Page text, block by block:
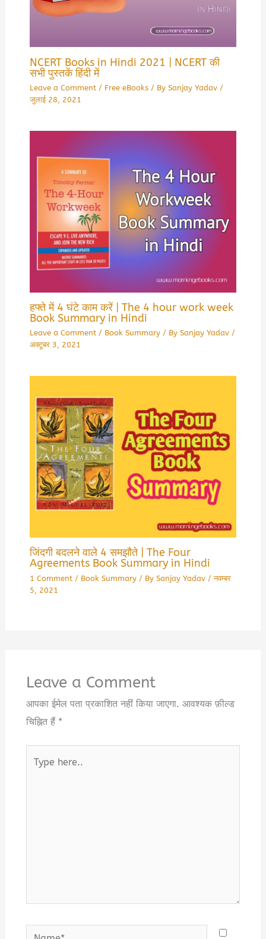
NCERT Books in Hindi 2021 | NCERT की
सभी पुस्तकें हिंदी में
Leave a Comment / Free eBooks/ By Sanjay Yadav /
जुलाई 28, 2021
हफ्ते में 4 घंटे काम करें | The 4 hour work week
Book Summary in Hindi
Leave a Comment / Book Summary/ By Sanjay Yadav /
अक्टूबर 3, 2021
जिंदगी बदलने वाले 4 समझौते | The Four
Agreements Book Summary in Hindi
1 Comment / Book Summary/ By Sanjay Yadav /नवम्बर
5, 2021
Leave a Comment
आपका ईमेल पता प्रकाशित नहीं किया जाएगा. आवश्यक फ़ील्ड
चिह्नित हैं *
here..
Name*